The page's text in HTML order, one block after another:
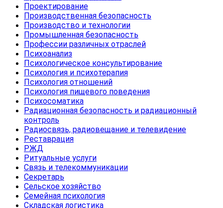
Проектирование
Производственная безопасность
Производство и технологии
Промышленная безопасность
Профессии различных отраслей
Психоанализ
Психологическое консультирование
Психология и психотерапия
Психология отношений
Психология пищевого поведения
Психосоматика
Радиационная безопасность и радиационный
контроль
Радиосвязь, радиовещание и телевидение
Реставрация
РЖД
Ритуальные услуги
Связь и телекоммуникации
Секретарь
Сельское хозяйство
Семейная психология
Складская логистика